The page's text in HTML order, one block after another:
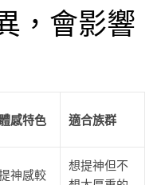
，會影響
感特色 適合族群
神感較
想提神但不